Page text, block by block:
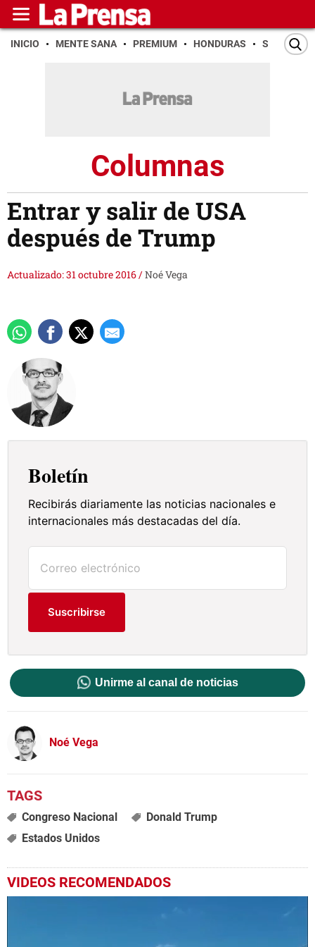
INICIO MENTE SANA PREMIUM HONDURAS SAN PEDRO
Columnas
Entrar y salir de USA
después de Trump
Actualizado: 31 octubre 2016/Noé Vega
Boletín
Recibirás diariamente las noticias nacionales e
internacionales más destacadas del día.
Suscribirse
Unirme al canal de noticias
Noé Vega
Congreso Nacional
Donald Trump
Estados Unidos
VIDEOS RECOMENDADOS